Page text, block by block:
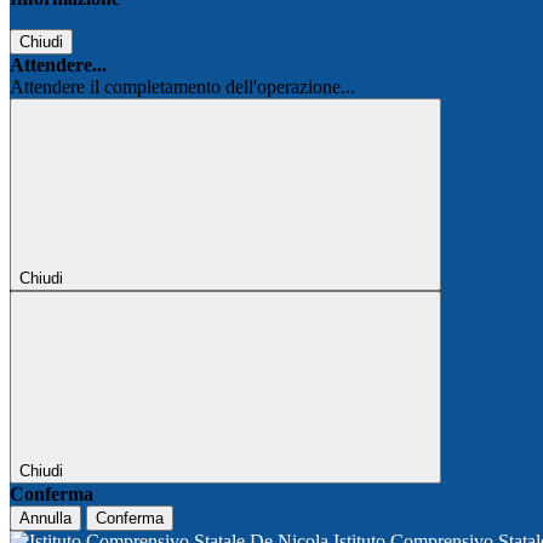
Chiudi
Attendere...
Attendere il completamento dell'operazione...
Chiudi
Chiudi
Conferma
Annulla Conferma